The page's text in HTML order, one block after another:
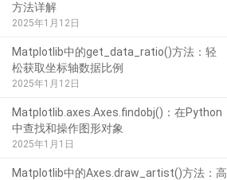
方法详解
2025年1月12日
Matplotlib中的get_data_ratio()方法：轻
松获取坐标轴数据比例
2025年1月12日
Matplotlib.axes.Axes.findobj()：在Python
中查找和操作图形对象
2025年1月1日
Matplotlib中的Axes.draw_artist()方法：高